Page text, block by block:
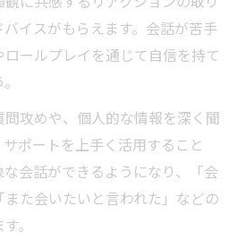
イスがもらえます。会話が苦手
ールプレイを通じて自信を持て
攻めや、個人的な情報を深く聞
ポートを上手く活用すること
会話ができるようになり、「会
た会いたいと言われた」などの
。